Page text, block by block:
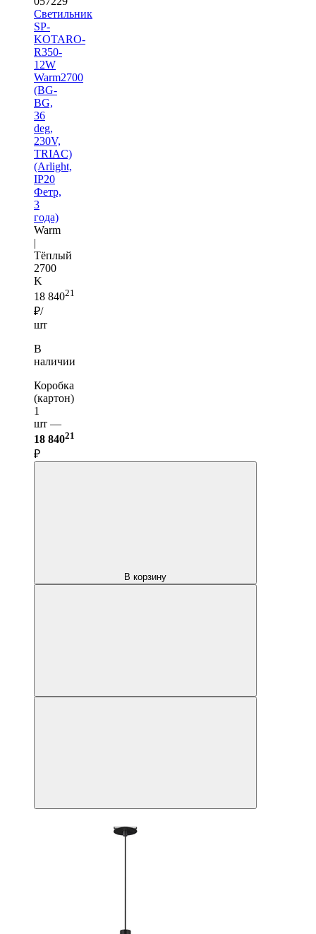
Светильник
SP-
KOTARO-
R350-
12W
Warm2700
(BG-
BG,
36
deg,
230V,
TRIAC)
(Arlight,
IP20
Фетр,
3
года)
Warm
|
Тёплый
2700
K
18 84021
₽/
шт
В
наличии
Коробка
(картон)
1
шт —
18 84021
₽
В корзину